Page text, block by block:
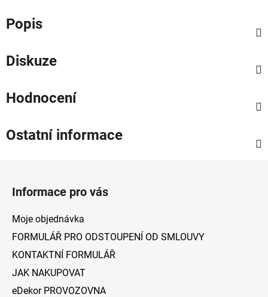
Popis
Diskuze
Hodnocení
Ostatní informace
Informace pro vás
Moje objednávka
FORMULÁŘ PRO ODSTOUPENÍ OD SMLOUVY
KONTAKTNÍ FORMULÁŘ
JAK NAKUPOVAT
eDekor PROVOZOVNA